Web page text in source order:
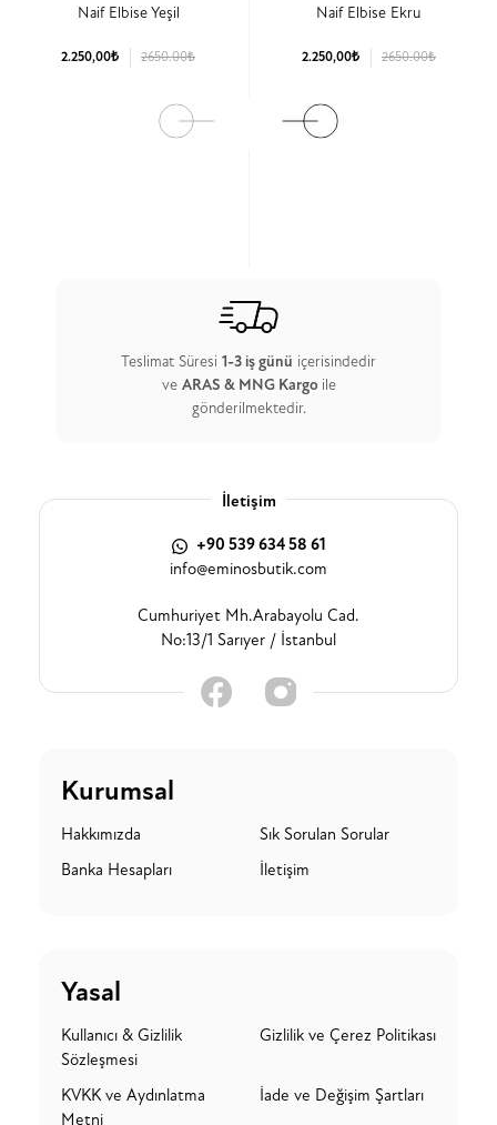
Naif Elbise Yeşil
2.250,00₺ 2650.00₺
Naif Elbise Ekru
2.250,00₺ 2650.00₺
Teslimat Süresi 1-3 iş günü içerisindedir
ve ARAS & MNG Kargo ile
gönderilmektedir.
İletişim
+90 539 634 58 61
info@eminosbutik.com
Cumhuriyet Mh.Arabayolu Cad.
No:13/1 Sarıyer / İstanbul
Kurumsal
Hakkımızda
Sık Sorulan Sorular
Banka Hesapları
İletişim
Yasal
Kullanıcı & Gizlilik
Sözleşmesi
Gizlilik ve Çerez Politikası
KVKK ve Aydınlatma
Metni
İade ve Değişim Şartları